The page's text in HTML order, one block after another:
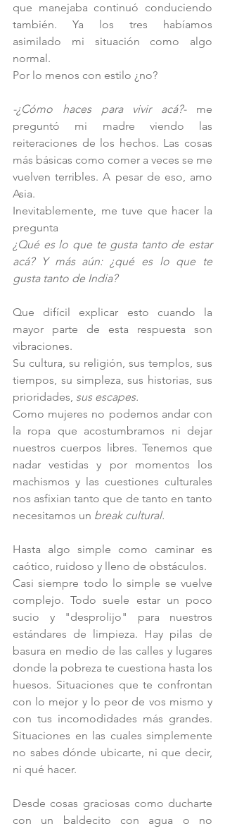
que manejaba continuó conduciendo
también. Ya los tres habíamos
asimilado mi situación como algo
normal.
Por lo menos con estilo ¿no?
-¿Cómo haces para vivir acá?- me
preguntó mi madre viendo las
reiteraciones de los hechos. Las cosas
más básicas como comer a veces se me
vuelven terribles. A pesar de eso, amo
Asia.
Inevitablemente, me tuve que hacer la
pregunta
¿Qué es lo que te gusta tanto de estar
acá? Y más aún: ¿qué es lo que te
gusta tanto de India?
Que difícil explicar esto cuando la
mayor parte de esta respuesta son
vibraciones.
Su cultura, su religión, sus templos, sus
tiempos, su simpleza, sus historias, sus
prioridades, sus escapes.
Como mujeres no podemos andar con
la ropa que acostumbramos ni dejar
nuestros cuerpos libres. Tenemos que
nadar vestidas y por momentos los
machismos y las cuestiones culturales
nos asfixian tanto que de tanto en tanto
necesitamos un break cultural.
Hasta algo simple como caminar es
caótico, ruidoso y lleno de obstáculos.
Casi siempre todo lo simple se vuelve
complejo. Todo suele estar un poco
sucio y "desprolijo" para nuestros
estándares de limpieza. Hay pilas de
basura en medio de las calles y lugares
donde la pobreza te cuestiona hasta los
huesos. Situaciones que te confrontan
con lo mejor y lo peor de vos mismo y
con tus incomodidades más grandes.
Situaciones en las cuales simplemente
no sabes dónde ubicarte, ni que decir,
ni qué hacer.
Desde cosas graciosas como ducharte
con un baldecito con agua o no